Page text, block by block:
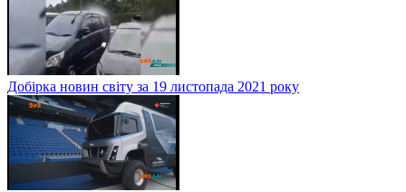
Добірка новин світу за 19 листопада 2021 року